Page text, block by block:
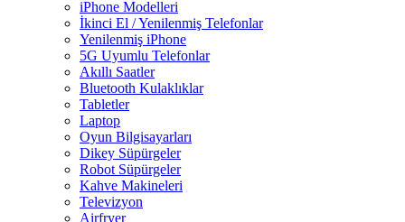
iPhone Modelleri
İkinci El / Yenilenmiş Telefonlar
Yenilenmiş iPhone
5G Uyumlu Telefonlar
Akıllı Saatler
Bluetooth Kulaklıklar
Tabletler
Laptop
Oyun Bilgisayarları
Dikey Süpürgeler
Robot Süpürgeler
Kahve Makineleri
Televizyon
Airfryer